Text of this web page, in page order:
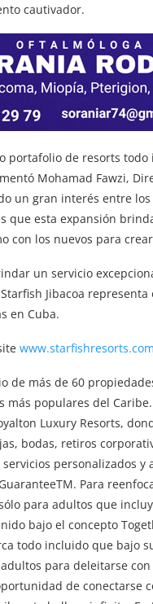
cautivador.
portafolio de resorts
Mohamad Fawzi,
un gran interés entre
que esta expansión
con los nuevos para
un servicio
Jibacoa
en Cuba.
www.starfishresorts.com
de más de 60
más populares del
Luxury Resorts,
bodas, retiros
personalizados y
Para
para adultos que
bajo el concepto
todo incluido que bajo
para deleitarse
de conectarse